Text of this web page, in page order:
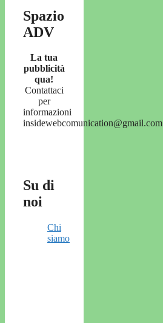
Spazio
ADV
La tua
pubblicità
qua!
Contattaci
per
informazioni
insidewebcomunication@gmail.com
Su di
noi
Chi
siamo